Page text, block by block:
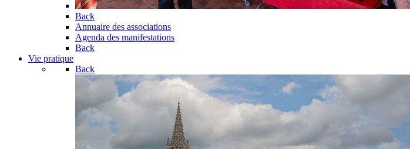
Back
Annuaire des associations
Agenda des manifestations
Back
Vie pratique
Back